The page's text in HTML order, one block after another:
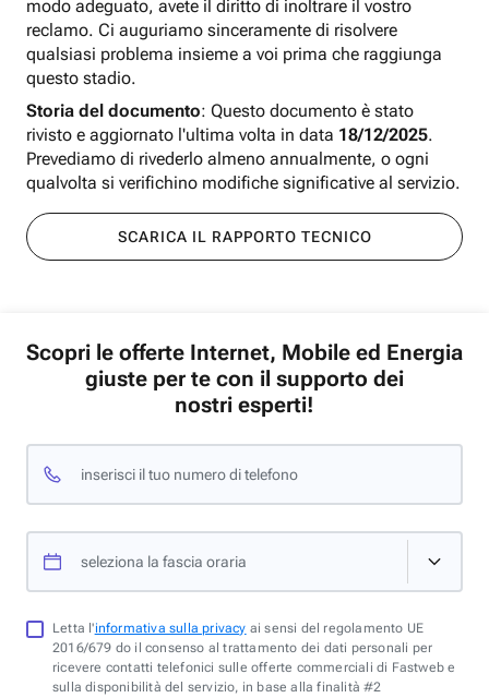
modo adeguato, avete il diritto di inoltrare il vostro
reclamo. Ci auguriamo sinceramente di risolvere
qualsiasi problema insieme a voi prima che raggiunga
questo stadio.
Storia del documento: Questo documento è stato
rivisto e aggiornato l'ultima volta in data 18/12/2025.
Prevediamo di rivederlo almeno annualmente, o ogni
qualvolta si verifichino modifiche significative al servizio.
SCARICA IL RAPPORTO TECNICO
Scopri le offerte Internet, Mobile ed Energia
giuste per te con il supporto dei
nostri esperti!
inserisci il tuo numero di telefono
seleziona la fascia oraria
Letta l'informativa sulla privacy ai sensi del regolamento UE
2016/679 do il consenso al trattamento dei dati personali per
ricevere contatti telefonici sulle offerte commerciali di Fastweb e
sulla disponibilità del servizio, in base alla finalità #2